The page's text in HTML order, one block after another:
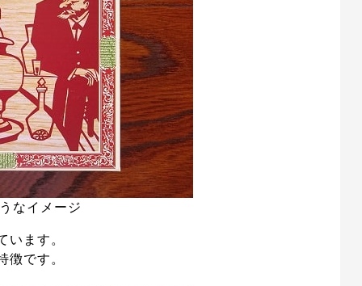
なイメージ
います。
徴です。